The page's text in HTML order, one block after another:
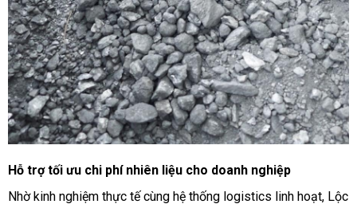
Hỗ trợ tối ưu chi phí nhiên liệu cho doanh nghiệp
Nhờ kinh nghiệm thực tế cùng hệ thống logistics linh hoạt, Lộc